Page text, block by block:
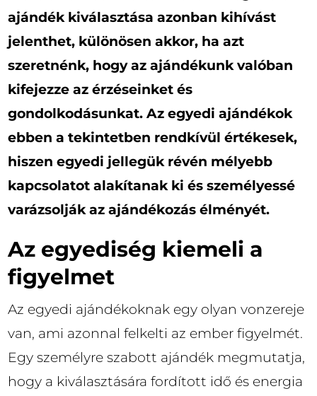
ajándék kiválasztása azonban kihívást
jelenthet, különösen akkor, ha azt
szeretnénk, hogy az ajándékunk valóban
kifejezze az érzéseinket és
gondolkodásunkat. Az egyedi ajándékok
ebben a tekintetben rendkívül értékesek,
hiszen egyedi jellegük révén mélyebb
kapcsolatot alakítanak ki és személyessé
varázsolják az ajándékozás élményét.
Az egyediség kiemeli a
figyelmet
Az egyedi ajándékoknak egy olyan vonzereje
van, ami azonnal felkelti az ember figyelmét.
Egy személyre szabott ajándék megmutatja,
hogy a kiválasztására fordított idő és energia